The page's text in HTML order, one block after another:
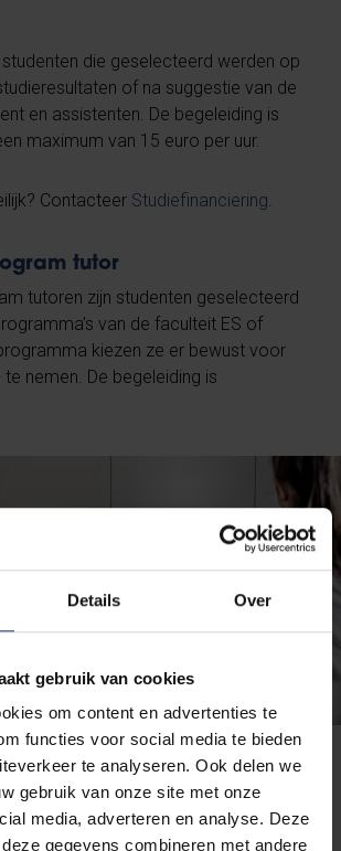
Details Over
gebruik van cookies
om content en advertenties te
functies voor social media te bieden
te analyseren. Ook delen we
gebruik van onze site met onze
media, adverteren en analyse. Deze
gegevens combineren met andere
die geselecteerd werden op
of na suggestie van de
en assistenten. De begeleiding is
maximum van 15 euro per uur.
Contacteer Studiefinanciering
tutor
tutoren zijn studenten geselecteerd
van de faculteit ES of
kiezen ze er bewust voor
nemen. De begeleiding is
een tutor
naar een uitdagende bijverdienste